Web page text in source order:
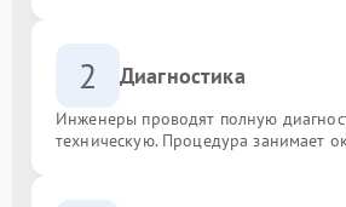
2 Диагностика
Инженеры проводят полную
техническую. Процедура занимает